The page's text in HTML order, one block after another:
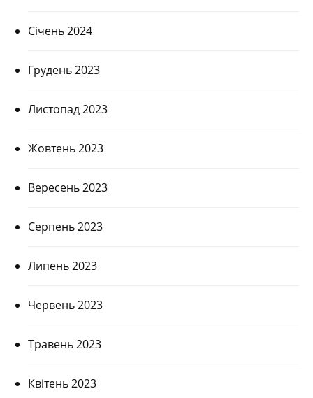
Січень 2024
Грудень 2023
Листопад 2023
Жовтень 2023
Вересень 2023
Серпень 2023
Липень 2023
Червень 2023
Травень 2023
Квітень 2023